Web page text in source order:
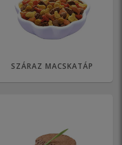
SZÁRAZ MACSKATÁP